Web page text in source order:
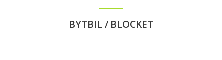
BYTBIL / BLOCKET